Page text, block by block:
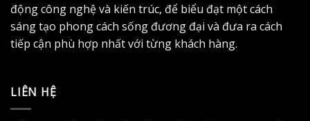
động công nghệ và kiến trúc, để biểu đạt một cách
sáng tạo phong cách sống đương đại và đưa ra cách
tiếp cận phù hợp nhất với từng khách hàng.
LIÊN HỆ